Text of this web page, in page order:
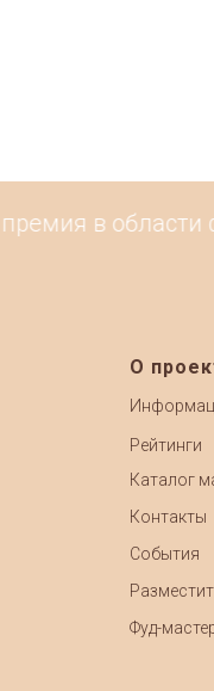
в области
О
Рейтинги
Каталог
Контакты
События
Фуд-